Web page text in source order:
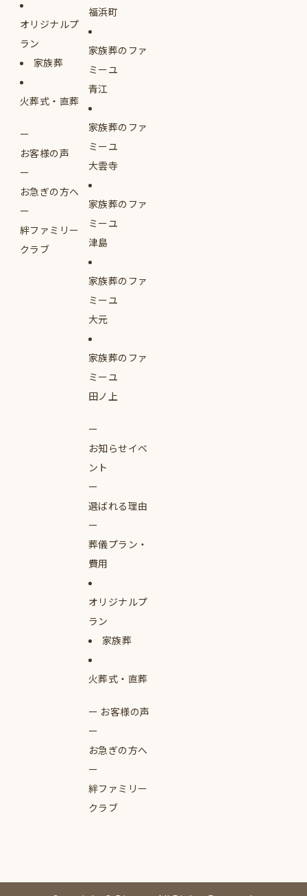
オリジナルプ
ラン
家族葬
火葬式・直葬
お客様の声
お急ぎの方へ
絆ファミリー
クラブ
福浜町
家族葬のファ
ミーユ
青江
家族葬のファ
ミーユ
大雲寺
家族葬のファ
ミーユ
津島
家族葬のファ
ミーユ
大元
家族葬のファ
ミーユ
田ノ上
お知らせイベ
ント
選ばれる理由
葬儀プラン・
費用
オリジナルプ
ラン
家族葬
火葬式・直葬
お客様の声
お急ぎの方へ
絆ファミリー
クラブ